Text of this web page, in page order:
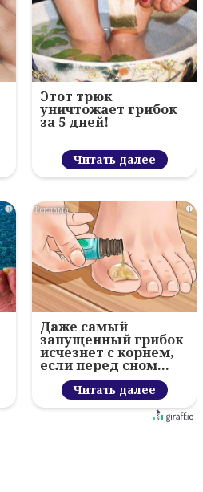
Этот трюк
уничтожает грибок
за 5 дней!
Читать далее
i i
Даже самый
запущенный грибок
исчезнет с корнем,
если перед сном…
Читать далее